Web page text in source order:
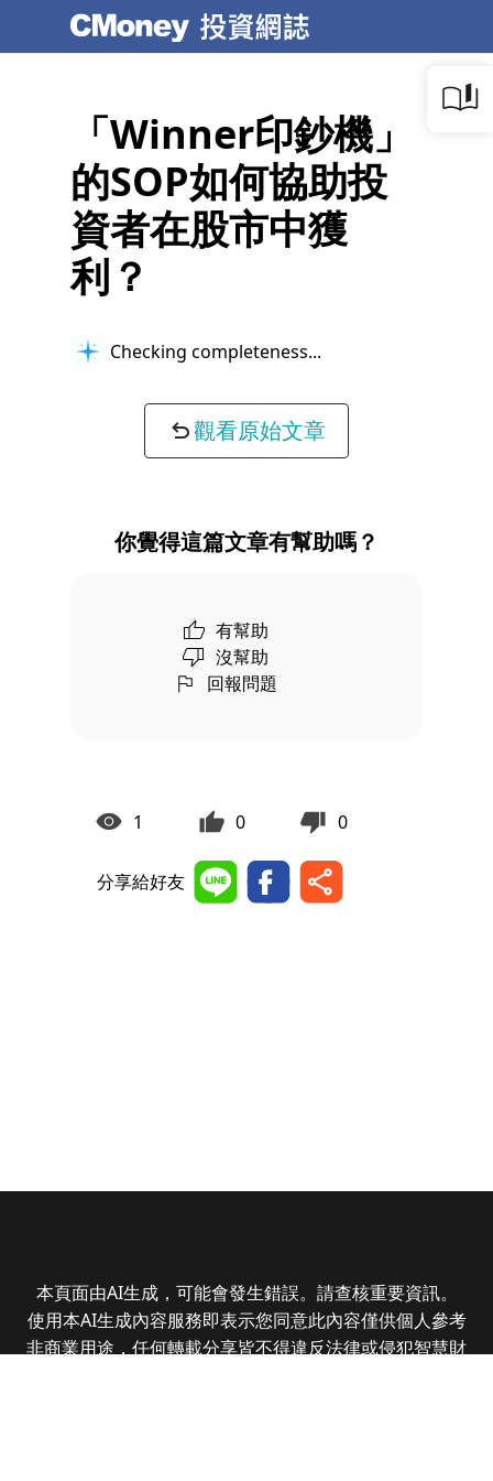
「Winner印鈔機」
的SOP如何協助投
資者在股市中獲
利？
Checking completeness...
觀看原始文章
你覺得這篇文章有幫助嗎？
有幫助
沒幫助
回報問題
1 0 0
分享給好友
本頁面由AI生成，可能會發生錯誤。請查核重要資訊。
使用本AI生成內容服務即表示您同意此內容僅供個人參考
非商業用途，任何轉載分享皆不得違反法律或侵犯智慧財